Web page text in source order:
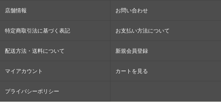
店舗情報 お問い合わせ
特定商取引法に基づく表記 お支払い方法について
配送方法・送料について 新規会員登録
マイアカウント カートを見る
プライバシーポリシー